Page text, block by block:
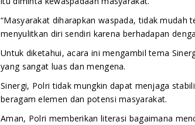
“Masyarakat diharapkan waspada, tidak
menyulitkan diri sendiri karena berhadapan
Untuk diketahui, acara ini mengambil tema
yang sangat luas dan mengena.
Sinergi, Polri tidak mungkin dapat menjaga
beragam elemen dan potensi masyarakat.
Aman, Polri memberikan literasi bagaimana